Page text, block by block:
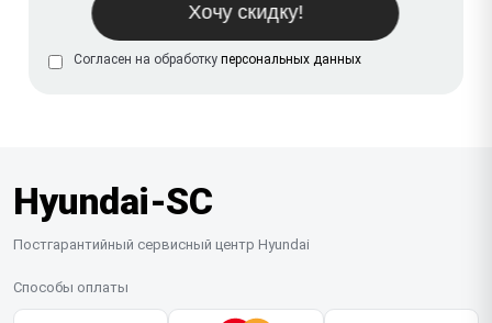
Согласен на обработку персональных данных
Hyundai-SC
Постгарантийный сервисный центр Hyundai
Способы оплаты